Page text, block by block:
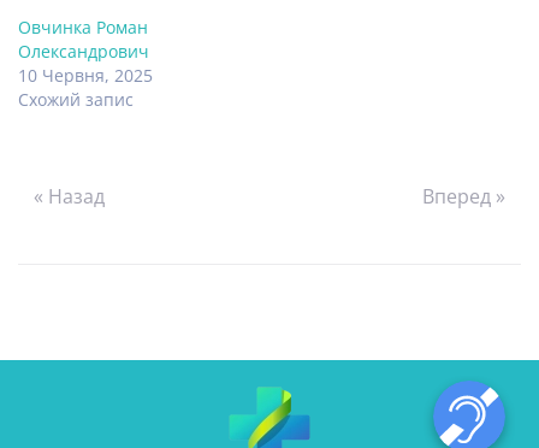
Овчинка Роман
Олександрович
10 Червня, 2025
Схожий запис
« Назад Вперед »